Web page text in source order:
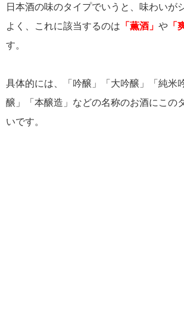
日本酒の味のタイプでいうと、味わいが
よく、これに該当するのは 「薫酒」 や 「
す。
具体的には、「吟醸」「大吟醸」「純米
醸」「本醸造」などの名称のお酒にこの
いです。